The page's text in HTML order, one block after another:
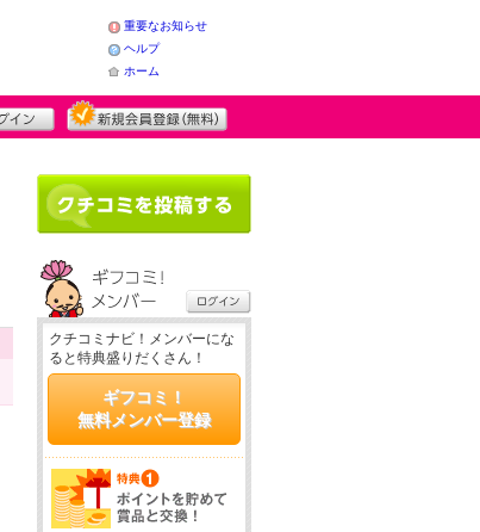
重要なお知らせ
ヘルプ
ホーム
クチコミナビ！メンバーにな
ると特典盛りだくさん！
ギフコミ！
無料メンバー登録